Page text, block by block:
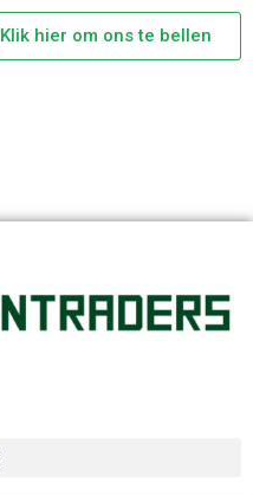
Klik hier om ons te bellen